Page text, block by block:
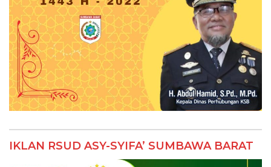
IKLAN RSUD ASY-SYIFA’ SUMBAWA BARAT